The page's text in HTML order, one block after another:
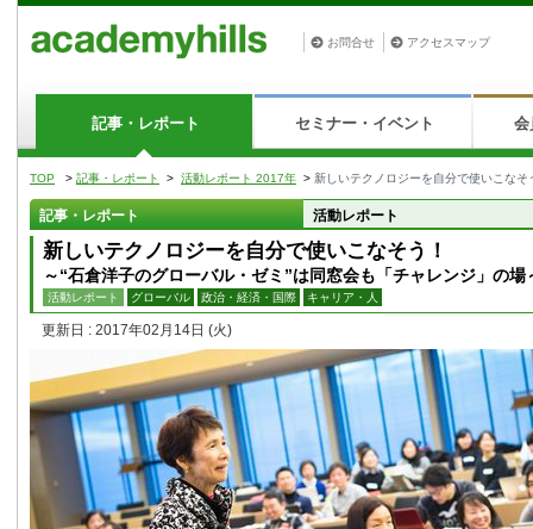
お問合せ アクセスマップ
記事・レポート セミナー・イベント 会
TOP > 記事・レポート > 活動レポート 2017年 > 新しいテクノロジーを自分で使いこなそ
記事・レポート 活動レポート
新しいテクノロジーを自分で使いこなそう！
～“石倉洋子のグローバル・ゼミ”は同窓会も「チャレンジ」の場
活動レポート グローバル 政治・経済・国際 キャリア・人
更新日 : 2017年02月14日 (火)